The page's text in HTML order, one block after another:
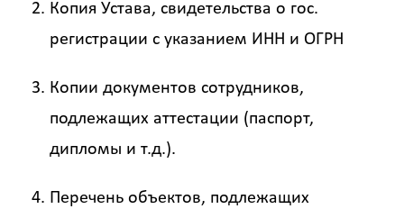
Копия Устава, свидетельства о гос.
регистрации с указанием ИНН и ОГРН
Копии документов сотрудников,
подлежащих аттестации (паспорт,
дипломы и т.д.).
Перечень объектов, подлежащих